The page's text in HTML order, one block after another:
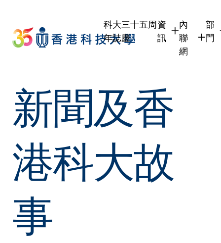
main
content
科大三十五周
年誌慶
資
訊
校友
傳媒
公眾
內
聯
網
部
門
新聞及香
港科大故
事